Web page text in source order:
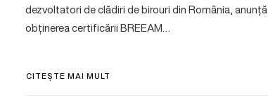
dezvoltatori de clădiri de birouri din România, anunță
obținerea certificării BREEAM…
CITEȘTE MAI MULT